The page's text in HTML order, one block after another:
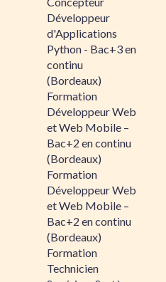
Développeur
d'Applications
Python - Bac+3 en
continu
(Bordeaux)
Formation
Développeur Web
et Web Mobile –
Bac+2 en continu
(Bordeaux)
Formation
Développeur Web
et Web Mobile –
Bac+2 en continu
(Bordeaux)
Formation
Technicien